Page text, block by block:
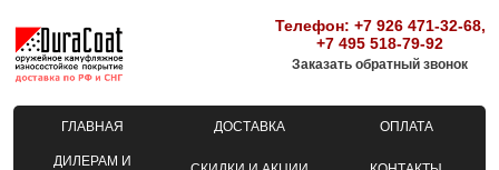
Телефон: +7 926 471-32-68,
+7 495 518-79-92
Заказать обратный звонок
ГЛАВНАЯ ДОСТАВКА ОПЛАТА
ДИЛЕРАМ И